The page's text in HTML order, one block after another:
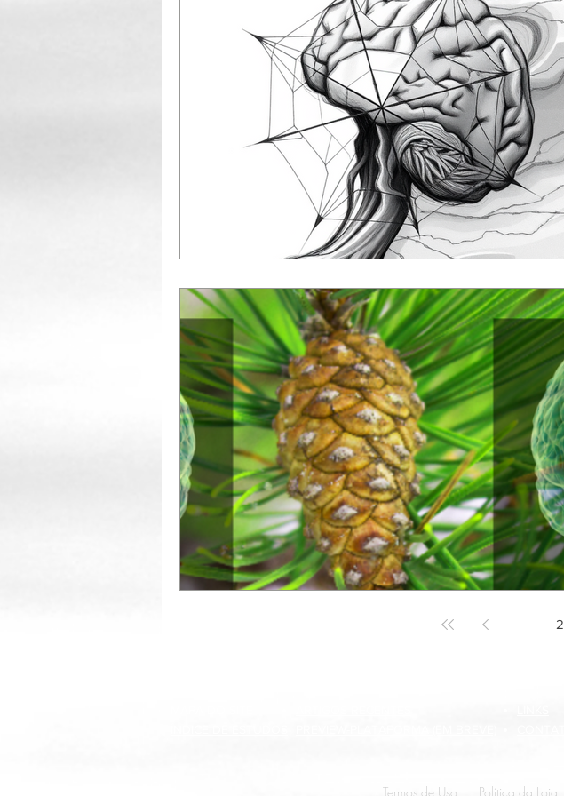
2
Termos de Uso Política da Loja